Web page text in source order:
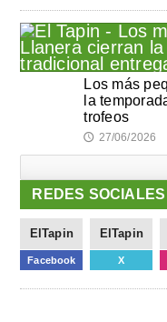
Los más
la
trofeos
🕔 27/06/2026
REDES SOCIALES
ElTapin
Facebook
ElTapin
X